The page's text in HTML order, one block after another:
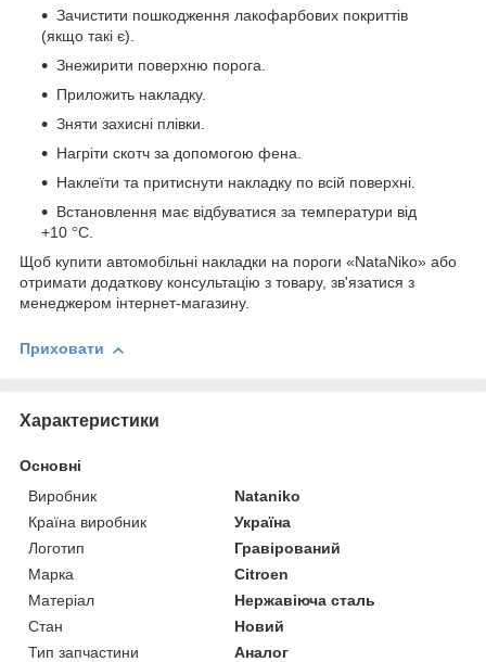
Зачистити пошкодження лакофарбових покриттів
(якщо такі є).
Знежирити поверхню порога.
Приложить накладку.
Зняти захисні плівки.
Нагріти скотч за допомогою фена.
Наклеїти та притиснути накладку по всій поверхні.
Встановлення має відбуватися за температури від
+10 °C.
Щоб купити автомобільні накладки на пороги «NataNiko» або
отримати додаткову консультацію з товару, зв'язатися з
менеджером інтернет-магазину.
Приховати
Характеристики
Основні
Виробник
Nataniko
Країна виробник
Україна
Логотип
Гравірований
Марка
Citroen
Матеріал
Нержавіюча сталь
Стан
Новий
Тип запчастини
Аналог